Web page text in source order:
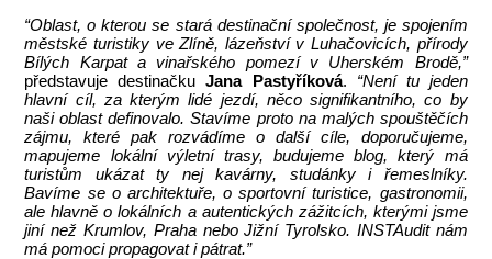
“Oblast, o kterou se stará destinační společnost, je spojením
městské turistiky ve Zlíně, lázeňství v Luhačovicích, přírody
Bílých Karpat a vinařského pomezí v Uherském Brodě,”
představuje destinačku Jana Pastyříková. “Není tu jeden
hlavní cíl, za kterým lidé jezdí, něco signifikantního, co by
naši oblast definovalo. Stavíme proto na malých spouštěčích
zájmu, které pak rozvádíme o další cíle, doporučujeme,
mapujeme lokální výletní trasy, budujeme blog, který má
turistům ukázat ty nej kavárny, studánky i řemeslníky.
Bavíme se o architektuře, o sportovní turistice, gastronomii,
ale hlavně o lokálních a autentických zážitcích, kterými jsme
jiní než Krumlov, Praha nebo Jižní Tyrolsko. INSTAudit nám
má pomoci propagovat i pátrat.”